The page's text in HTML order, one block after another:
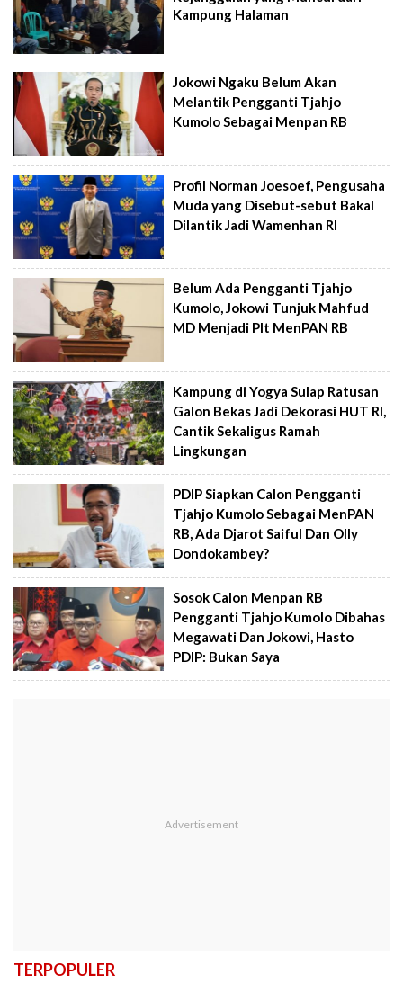
Kampung Halaman
Jokowi Ngaku Belum Akan
Melantik Pengganti Tjahjo
Kumolo Sebagai Menpan RB
Profil Norman Joesoef, Pengusaha
Muda yang Disebut-sebut Bakal
Dilantik Jadi Wamenhan RI
Belum Ada Pengganti Tjahjo
Kumolo, Jokowi Tunjuk Mahfud
MD Menjadi Plt MenPAN RB
Kampung di Yogya Sulap Ratusan
Galon Bekas Jadi Dekorasi HUT RI,
Cantik Sekaligus Ramah
Lingkungan
PDIP Siapkan Calon Pengganti
Tjahjo Kumolo Sebagai MenPAN
RB, Ada Djarot Saiful Dan Olly
Dondokambey?
Sosok Calon Menpan RB
Pengganti Tjahjo Kumolo Dibahas
Megawati Dan Jokowi, Hasto
PDIP: Bukan Saya
TERPOPULER